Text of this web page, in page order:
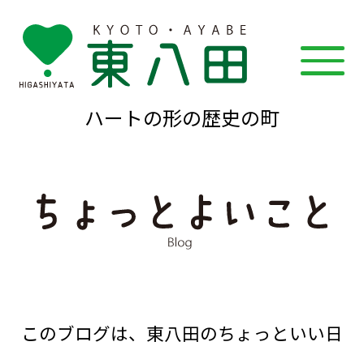
ハートの形の歴史の町
このブログは、東八田のちょっといい日